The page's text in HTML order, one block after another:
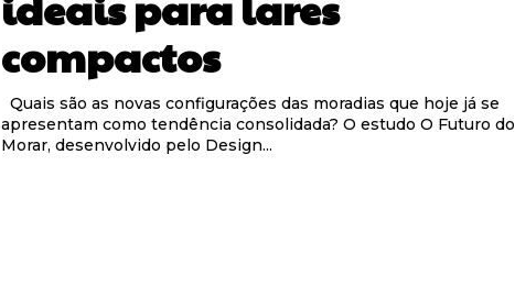
compactos
apresentam como tendência consolidada? O estudo O Futuro do
Morar, desenvolvido pelo Design...